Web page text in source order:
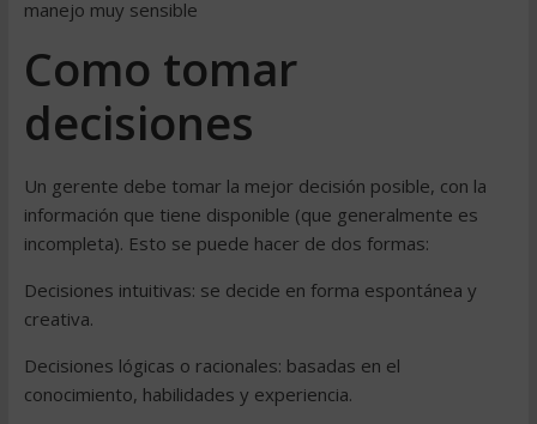
manejo muy sensible
Como tomar
decisiones
Un gerente debe tomar la mejor decisión posible, con la
información que tiene disponible (que generalmente es
incompleta). Esto se puede hacer de dos formas:
Decisiones intuitivas: se decide en forma espontánea y
creativa.
Decisiones lógicas o racionales: basadas en el
conocimiento, habilidades y experiencia.